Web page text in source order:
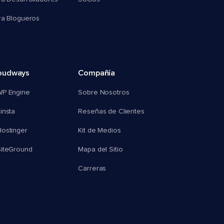
Blogueros
Engine
Compañía
Sobre Nosotros
Reseñas de Clientes
Kit de Medios
Mapa del Sitio
Carreras